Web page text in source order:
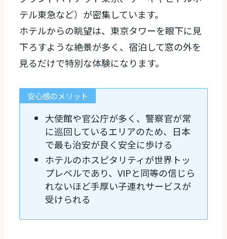
テル東急など）が密集しています。
ホテルからの眺望は、東京タワーを眼下に見
下ろすような絶景が多く、宿泊して窓の外を
見るだけで特別な体験になります。
安心感のメリット
大使館や官公庁が多く、警察官が常
に巡回しているエリアのため、日本
で最も治安が良く安全に歩ける
ホテルのホスピタリティが世界トッ
プレベルであり、VIPと同等の信じら
れないほど手厚い子連れサービスが
受けられる